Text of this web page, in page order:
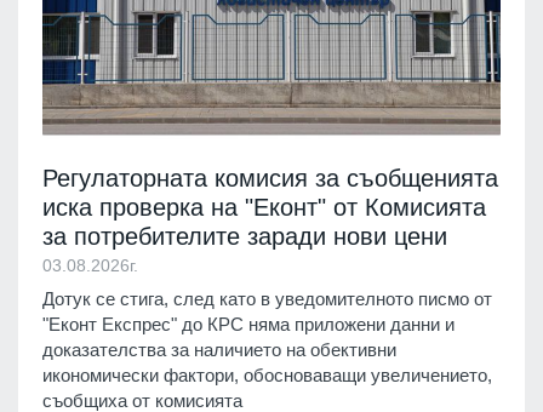
Регулаторната комисия за съобщенията
иска проверка на "Еконт" от Комисията
за потребителите заради нови цени
03.08.2026г.
Дотук се стига, след като в уведомителното писмо от
"Еконт Експрес" до КРС няма приложени данни и
доказателства за наличието на обективни
икономически фактори, обосноваващи увеличението,
съобщиха от комисията